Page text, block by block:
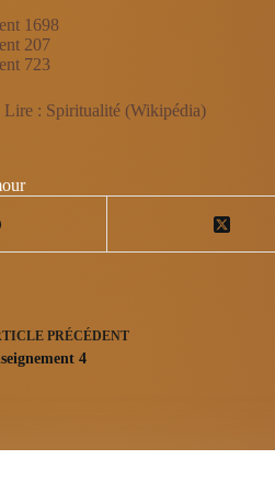
1698
207
723
Lire : Spiritualité (Wikipédia)
PRÉCÉDENT
4